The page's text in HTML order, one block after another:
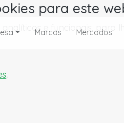
para este
e funcionais,
.
Marcas Mercados